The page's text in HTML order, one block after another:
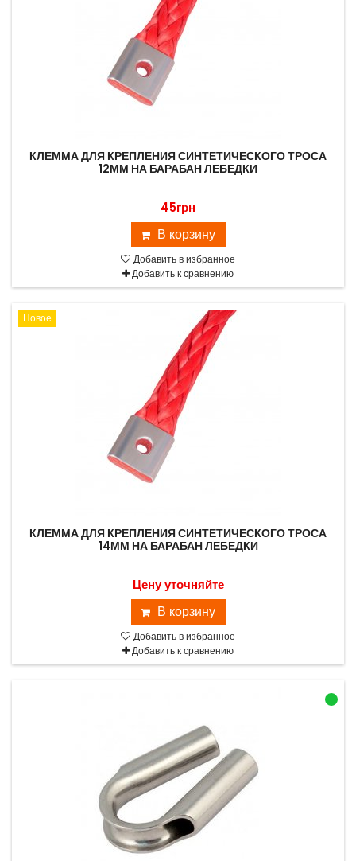
КЛЕММА ДЛЯ КРЕПЛЕНИЯ СИНТЕТИЧЕСКОГО ТРОСА
12ММ НА БАРАБАН ЛЕБЕДКИ
45грн
В корзину
Добавить в избранное
Добавить к сравнению
Новое
КЛЕММА ДЛЯ КРЕПЛЕНИЯ СИНТЕТИЧЕСКОГО ТРОСА
14ММ НА БАРАБАН ЛЕБЕДКИ
Цену уточняйте
В корзину
Добавить в избранное
Добавить к сравнению